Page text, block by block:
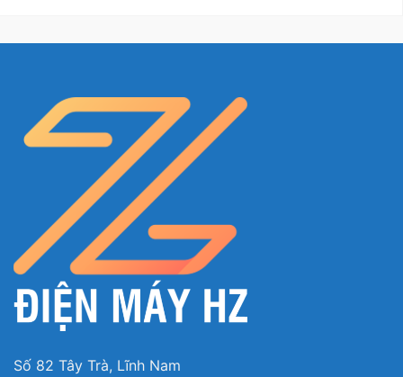
tăng nhanh lớp tuyết tan bám trên giàn lạnh.
– Không để trong tủ các chất axit -bazo gây ăn
mòn tủ (đặc biệt các chất chay nổ tủ lạnh làm bằng
nhôm dẫn đến mất gas).
Số 82 Tây Trà, Lĩnh Nam